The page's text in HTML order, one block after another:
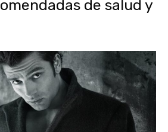
de salud y